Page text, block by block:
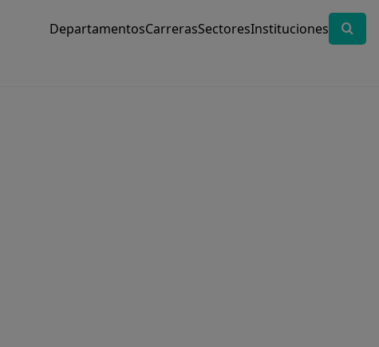
DepartamentosCarrerasSectoresInstituciones